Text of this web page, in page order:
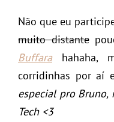
Não que eu
muito distante
Buffarahahaha,
corridinhas por aí
especial pro
Tech <3